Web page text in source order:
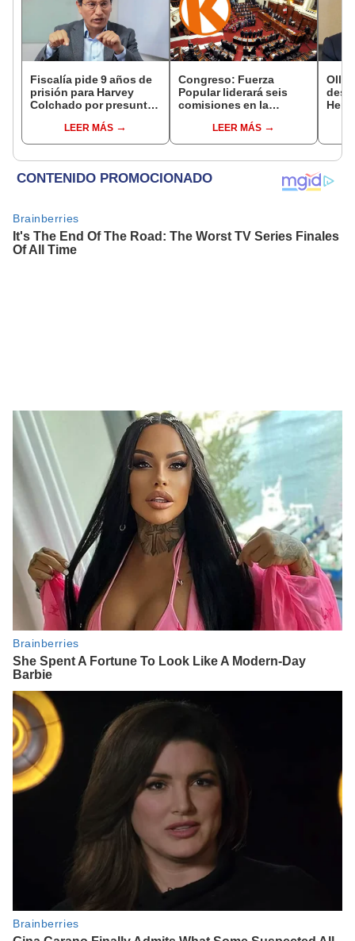
Fiscalía pide 9 años de
prisión para Harvey
Colchado por presunta
incompatible y falsedad
ideológica
LEER MÁS
Congreso: Fuerza
Popular liderará seis
comisiones en la
LEER MÁS